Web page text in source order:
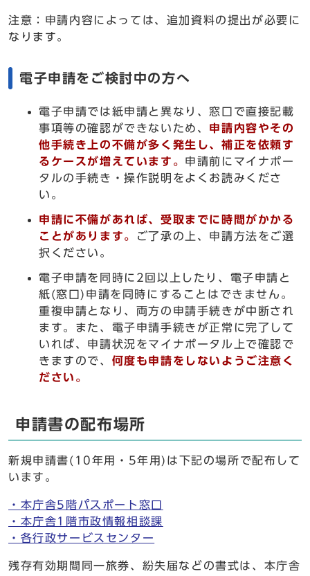
注意：申請内容によっては、追加資料の提出が必要に
なります。
電子申請をご検討中の方へ
電子申請では紙申請と異なり、窓口で直接記載
事項等の確認ができないため、 申請内容やその
他手続き上の不備が多く発生し、補正を依頼す
るケースが増えています。 申請前にマイナポー
タルの手続き・操作説明をよくお読みくださ
い。
申請に不備があれば、受取までに時間がかかる
ことがあります。
ご了承の上、申請方法をご選
択ください。
電子申請を同時に2回以上したり、電子申請と
紙(窓口)申請を同時にすることはできません。
重複申請となり、両方の申請手続きが中断され
ます。また、電子申請手続きが正常に完了して
いれば、申請状況をマイナポータル上で確認で
きますので、 何度も申請をしないようご注意く
ださい。
申請書の配布場所
新規申請書(10年用・5年用)は下記の場所で配布して
います。
・本庁舎5階パスポート窓口
・本庁舎1階市政情報相談課
・各行政サービスセンター
残存有効期間同一旅券、紛失届などの書式は、本庁舎